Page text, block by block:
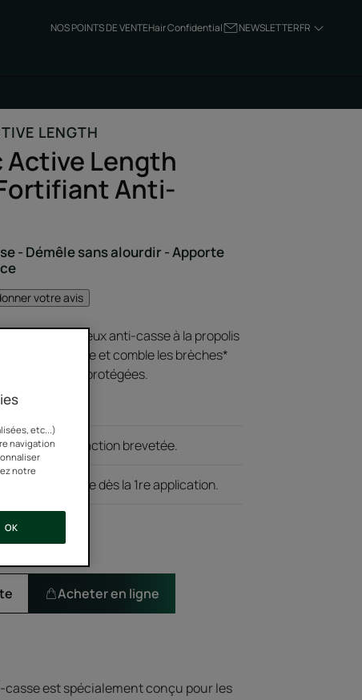
NOS POINTS DE VENTEHair Confidential NEWSLETTERFR
LENGTH
Active Length
Anti-
- Démêle sans alourdir - Apporte
votre avis
pour les cheveux anti-casse à la propolis
de kératine et comble les brèches*
renforcées et protégées.
en propolis à l'action brevetée.
de la casse dès la 1re application.
Acheter en ligne
est spécialement conçu pour les
etc...)
navigation
notre
OK